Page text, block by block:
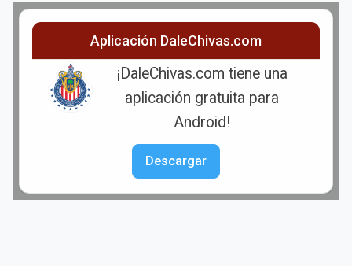
Aplicación DaleChivas.com
¡DaleChivas.com tiene una
aplicación gratuita para
Android!
Descargar